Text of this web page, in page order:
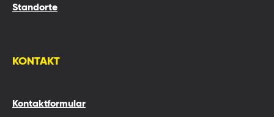
Standorte
KONTAKT
Kontaktformular